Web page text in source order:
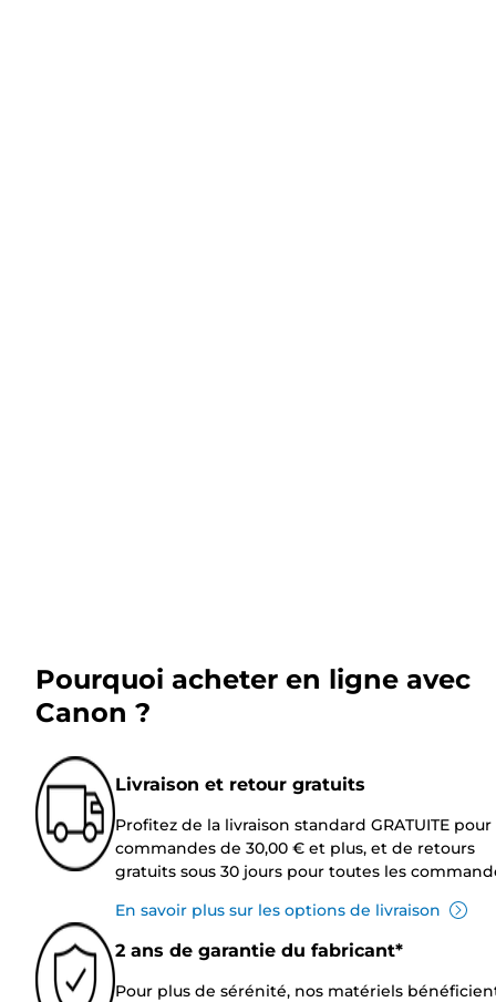
Pourquoi acheter en ligne avec
Canon ?
Livraison et retour gratuits
Profitez de la livraison standard GRATUITE pour
commandes de 30,00 € et plus, et de retours
gratuits sous 30 jours pour toutes les
En savoir plus sur les options de livraison
2 ans de garantie du fabricant*
Pour plus de sérénité, nos matériels